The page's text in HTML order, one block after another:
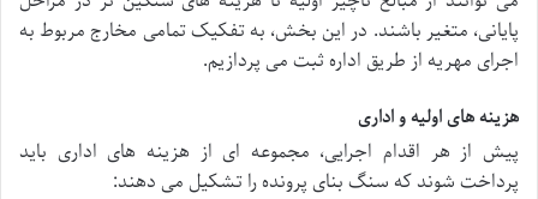
پایانی، متغیر باشند. در این بخش، به تفکیک تمامی مخارج مربوط به
اجرای مهریه از طریق اداره ثبت می پردازیم.
هزینه های اولیه و اداری
پیش از هر اقدام اجرایی، مجموعه ای از هزینه های اداری باید
پرداخت شوند که سنگ بنای پرونده را تشکیل می دهند: